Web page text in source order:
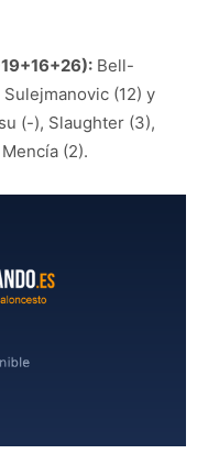
Bell-
Sulejmanovic (12) y
(-), Slaughter (3),
(2).